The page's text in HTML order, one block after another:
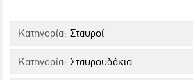
Κατηγορία: Σταυροί
Κατηγορία: Σταυρουδάκια